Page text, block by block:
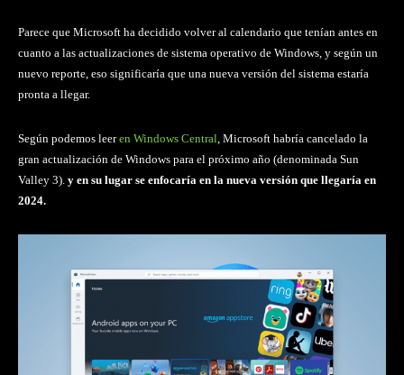
Parece que Microsoft ha decidido volver al calendario que tenían antes en
cuanto a las actualizaciones de sistema operativo de Windows, y según un
nuevo reporte, eso significaría que una nueva versión del sistema estaría
pronta a llegar.
Según podemos leeren Windows Central, Microsoft habría cancelado la
gran actualización de Windows para el próximo año (denominada Sun
Valley 3). y en su lugar se enfocaría en la nueva versión que llegaría en
2024.